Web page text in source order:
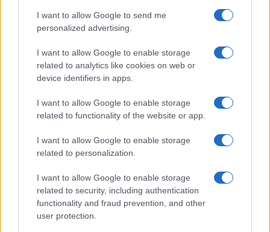
I want to allow Google to send me
personalized advertising.
I want to allow Google to enable storage
related to analytics like cookies on web or
device identifiers in apps.
I want to allow Google to enable storage
related to functionality of the website or app.
I want to allow Google to enable storage
related to personalization.
I want to allow Google to enable storage
related to security, including authentication
functionality and fraud prevention, and other
user protection.
καταλήγοντας:
«Η Ελληνική Δημοκρατία θα πράξει ότι απαιτείται
σε διπλωματικό πρωτίστως και αν χρειαστεί και σε
νομικό επίπεδο, προκειμένου να εκπληρωθεί αυτό
ΣΧΕΤΙΚΑ ΘΕΜΑΤΑ